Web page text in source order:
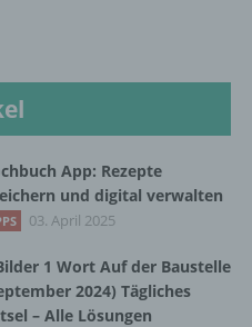
App: Rezepte
und digital verwalten
03. April 2025
1 Wort Auf der Baustelle
2024) Tägliches
– Alle Lösungen